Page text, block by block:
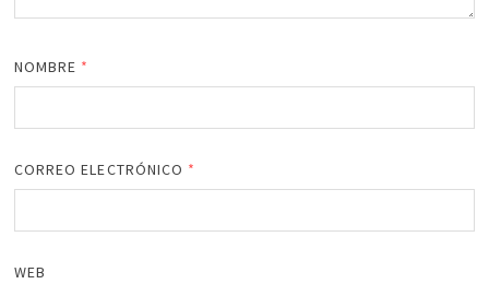
NOMBRE *
CORREO ELECTRÓNICO *
WEB